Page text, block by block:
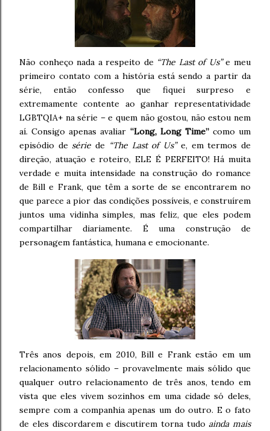
Não conheço nada a respeito de “The Last of Us”e meu
primeiro contato com a história está sendo a partir da
série, então confesso que fiquei surpreso e
extremamente contente ao ganhar representatividade
LGBTQIA+ na série – e quem não gostou, não estou nem
aí. Consigo apenas avaliar “Long, Long Time”como um
episódio de série de “The Last of Us”e, em termos de
direção, atuação e roteiro, ELE É PERFEITO! Há muita
verdade e muita intensidade na construção do romance
de Bill e Frank, que têm a sorte de se encontrarem no
que parece a pior das condições possíveis, e construírem
juntos uma vidinha simples, mas feliz, que eles podem
compartilhar diariamente. É uma construção de
personagem fantástica, humana e emocionante.
Três anos depois, em 2010, Bill e Frank estão em um
relacionamento sólido – provavelmente mais sólido que
qualquer outro relacionamento de três anos, tendo em
vista que eles vivem sozinhos em uma cidade só deles,
sempre com a companhia apenas um do outro. E o fato
de eles discordarem e discutirem torna tudoainda mais